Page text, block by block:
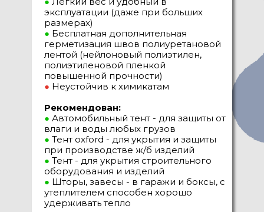
эксплуатации (даже при больших
размерах)
● Бесплатная дополнительная
герметизация швов полиуретановой
лентой (нейлоновый полиэтилен,
полиэтиленовой пленкой
повышенной прочности)
● Неустойчив к химикатам
Рекомендован:
● Автомобильный тент - для защиты от
влаги и воды любых грузов
● Тент oxford - для укрытия и защиты
при производстве ж/б изделий
● Тент - для укрытия строительного
оборудования и изделий
● Шторы, завесы - в гаражи и боксы, с
утеплителем способен хорошо
удерживать тепло